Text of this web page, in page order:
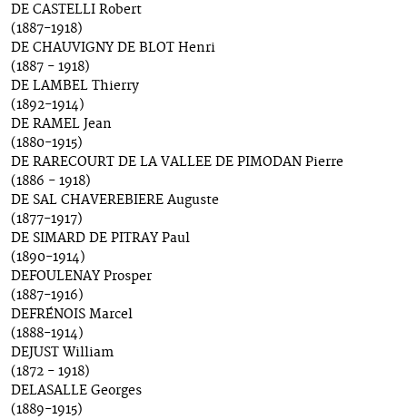
DE CASTELLI Robert
(1887-1918)
DE CHAUVIGNY DE BLOT Henri
(1887 - 1918)
DE LAMBEL Thierry
(1892-1914)
DE RAMEL Jean
(1880-1915)
DE RARECOURT DE LA VALLEE DE PIMODAN Pierre
(1886 - 1918)
DE SAL CHAVEREBIERE Auguste
(1877-1917)
DE SIMARD DE PITRAY Paul
(1890-1914)
DEFOULENAY Prosper
(1887-1916)
DEFRÉNOIS Marcel
(1888-1914)
DEJUST William
(1872 - 1918)
DELASALLE Georges
(1889-1915)